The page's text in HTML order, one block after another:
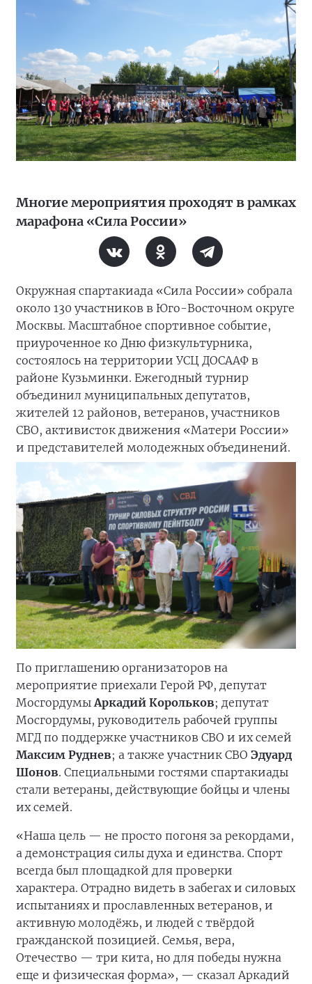
Многие мероприятия проходят в рамках
марафона «Сила России»
Окружная спартакиада «Сила России» собрала
около 130 участников в Юго-Восточном округе
Москвы. Масштабное спортивное событие,
приуроченное ко Дню физкультурника,
состоялось на территории УСЦ ДОСААФ в
районе Кузьминки. Ежегодный турнир
объединил муниципальных депутатов,
жителей 12 районов, ветеранов, участников
СВО, активисток движения «Матери России»
и представителей молодежных объединений.
По приглашению организаторов на
мероприятие приехали Герой РФ, депутат
МосгордумыАркадий Корольков; депутат
Мосгордумы, руководитель рабочей группы
МГД по поддержке участников СВО и их семей
Максим Руднев; а также участник СВО Эдуард
Шонов. Специальными гостями спартакиады
стали ветераны, действующие бойцы и члены
их семей.
«Наша цель — не просто погоня за рекордами,
а демонстрация силы духа и единства. Спорт
всегда был площадкой для проверки
характера. Отрадно видеть в забегах и силовых
испытаниях и прославленных ветеранов, и
активную молодёжь, и людей с твёрдой
гражданской позицией. Семья, вера,
Отечество — три кита, но для победы нужна
еще и физическая форма», — сказал Аркадий